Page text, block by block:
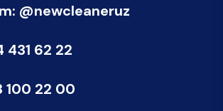
@newcleaneruz
431 62 22
100 22 00